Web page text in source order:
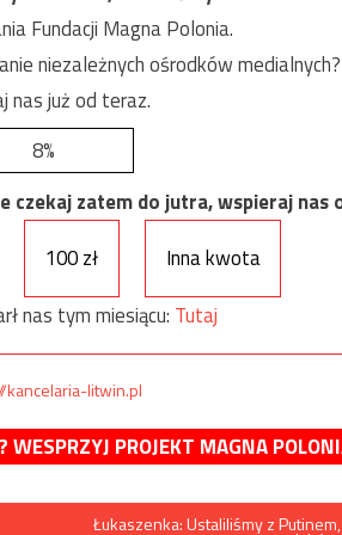
Fundacji Magna Polonia.
niezależnych ośrodków
nas już od teraz.
8%
czekaj zatem do jutra, wspieraj nas
100 zł
Inna kwota
nas tym miesiącu: Tutaj
kancelaria-litwin.pl
WESPRZYJ PROJEKT MAGNA
Łukaszenka: Ustaliliśmy z